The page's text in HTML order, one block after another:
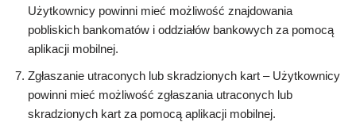
Użytkownicy powinni mieć możliwość znajdowania
pobliskich bankomatów i oddziałów bankowych za pomocą
aplikacji mobilnej.
Zgłaszanie utraconych lub skradzionych kart – Użytkownicy
powinni mieć możliwość zgłaszania utraconych lub
skradzionych kart za pomocą aplikacji mobilnej.